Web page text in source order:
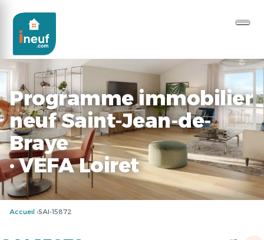
Programme immobilier
neuf Saint-Jean-de-
Braye
· VEFA Loiret
Accueil SAI-15872